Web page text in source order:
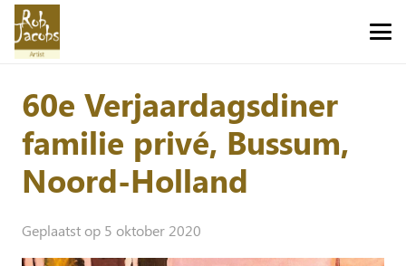
60e Verjaardagsdiner
familie privé, Bussum,
Noord-Holland
Geplaatst op 5 oktober 2020